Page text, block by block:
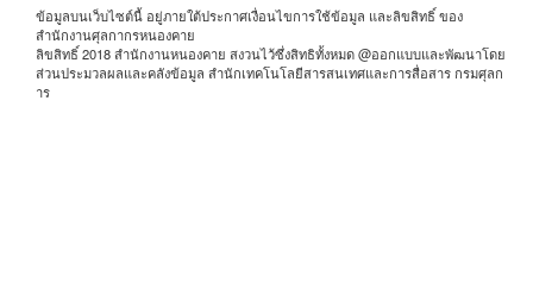
ข้อมูลบนเว็บไซต์นี้ อยู่ภายใต้ประกาศเงื่อนไขการใช้ข้อมูล และลิขสิทธิ์ ของ
สำนักงานศุลกากรหนองคาย
ลิขสิทธิ์ 2018 สำนักงานหนองคาย สงวนไว้ซึ่งสิทธิทั้งหมด @ออกแบบและพัฒนาโดย
ส่วนประมวลผลและคลังข้อมูล สำนักเทคโนโลยีสารสนเทศและการสื่อสาร กรมศุลก
าร